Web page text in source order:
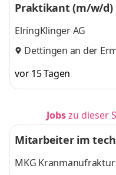
Praktikant (m/w/d)
ElringKlinger AG
Dettingen an der
vor 15 Tagen
Jobszu dieser
Mitarbeiter im
MKG Kranmanufraktur